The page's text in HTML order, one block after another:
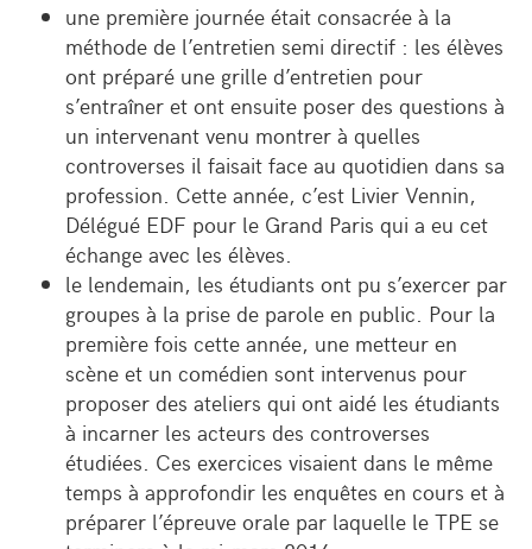
une première journée était consacrée à la
méthode de l’entretien semi directif : les élèves
ont préparé une grille d’entretien pour
s’entraîner et ont ensuite poser des questions à
un intervenant venu montrer à quelles
controverses il faisait face au quotidien dans sa
profession. Cette année, c’est Livier Vennin,
Délégué EDF pour le Grand Paris qui a eu cet
échange avec les élèves.
le lendemain, les étudiants ont pu s’exercer par
groupes à la prise de parole en public. Pour la
première fois cette année, une metteur en
scène et un comédien sont intervenus pour
proposer des ateliers qui ont aidé les étudiants
à incarner les acteurs des controverses
étudiées. Ces exercices visaient dans le même
temps à approfondir les enquêtes en cours et à
préparer l’épreuve orale par laquelle le TPE se